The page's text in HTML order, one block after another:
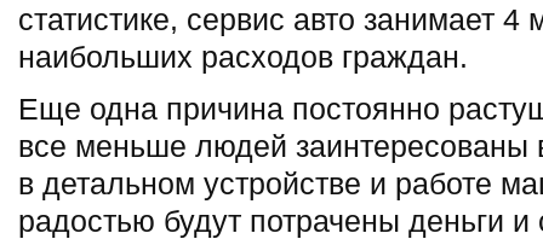
статистике, сервис авто занимает 4
наибольших расходов граждан.
Еще одна причина постоянно
все меньше людей заинтересованы
в детальном устройстве и работе
радостью будут потрачены деньги